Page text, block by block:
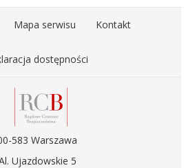
Mapa serwisu Kontakt
dostępności
583 Warszawa
Ujazdowskie 5